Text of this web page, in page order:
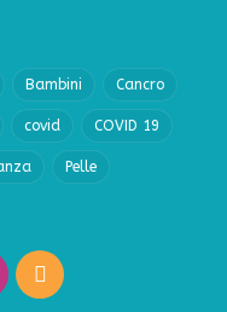
Bambini Cancro
covid COVID 19
Pelle
Instagram
RSS